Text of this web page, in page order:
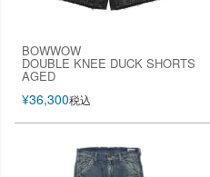
BOWWOW
DOUBLE KNEE DUCK SHORTS
AGED
¥36,300税込